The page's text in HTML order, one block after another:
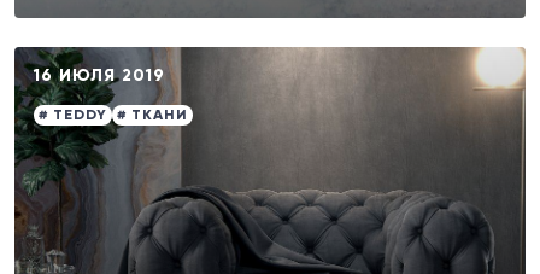
16 ИЮЛЯ 2019
# TEDDY # ТКАНИ